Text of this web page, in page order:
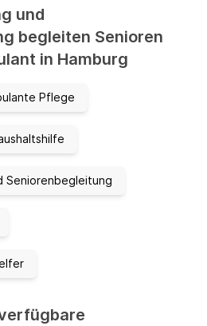
und
begleiten Senioren
in Hamburg
Pflege
Seniorenbegleitung